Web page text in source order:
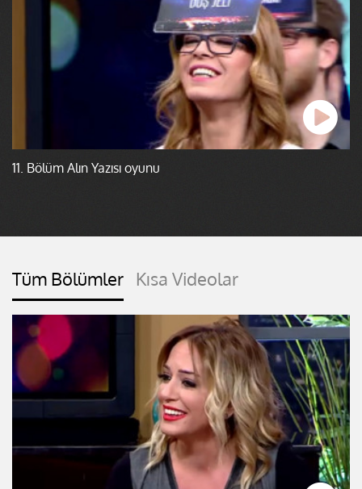
11. Bölüm Alın Yazısı oyunu
Tüm Bölümler Kısa Videolar